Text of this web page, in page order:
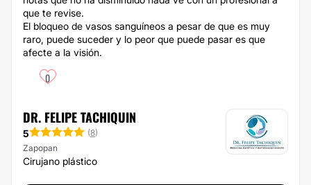
que te revise.
El bloqueo de vasos sanguíneos a pesar de que es muy
raro, puede suceder y lo peor que puede pasar es que
afecte a la visión.
0
DR. FELIPE TACHIQUIN
5 (8)
Zapopan
Cirujano plástico